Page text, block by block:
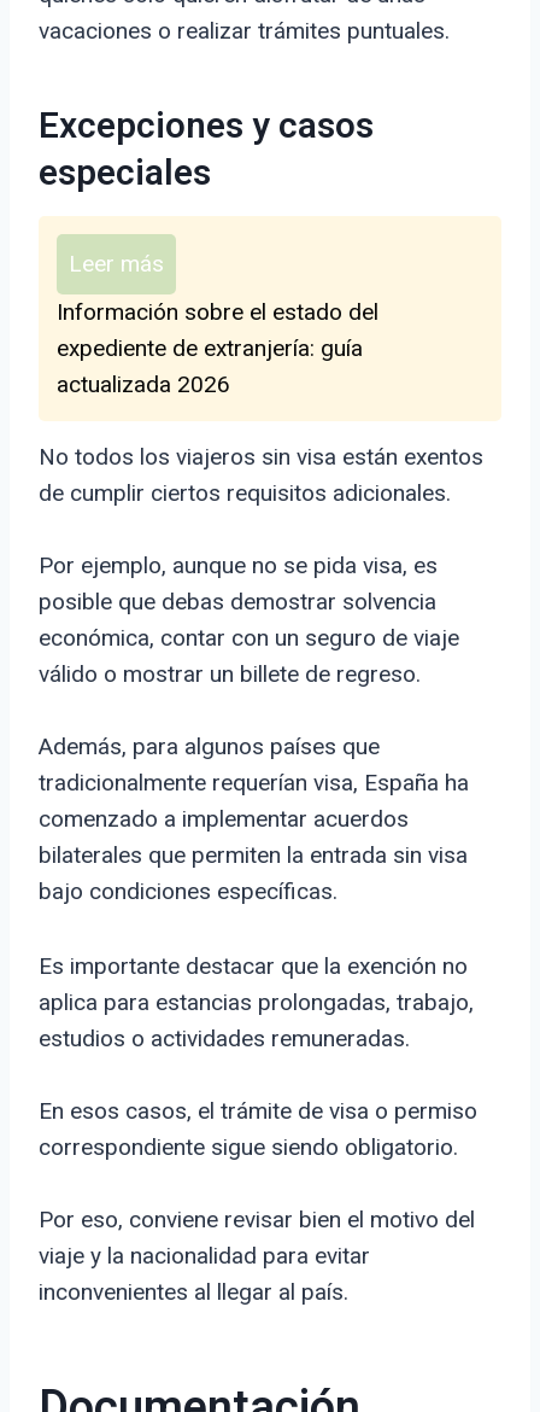
vacaciones o realizar trámites puntuales.
Excepciones y casos
especiales
Leer más
Información sobre el estado del
expediente de extranjería: guía
actualizada 2026
No todos los viajeros sin visa están exentos
de cumplir ciertos requisitos adicionales.
Por ejemplo, aunque no se pida visa, es
posible que debas demostrar solvencia
económica, contar con un seguro de viaje
válido o mostrar un billete de regreso.
Además, para algunos países que
tradicionalmente requerían visa, España ha
comenzado a implementar acuerdos
bilaterales que permiten la entrada sin visa
bajo condiciones específicas.
Es importante destacar que la exención no
aplica para estancias prolongadas, trabajo,
estudios o actividades remuneradas.
En esos casos, el trámite de visa o permiso
correspondiente sigue siendo obligatorio.
Por eso, conviene revisar bien el motivo del
viaje y la nacionalidad para evitar
inconvenientes al llegar al país.